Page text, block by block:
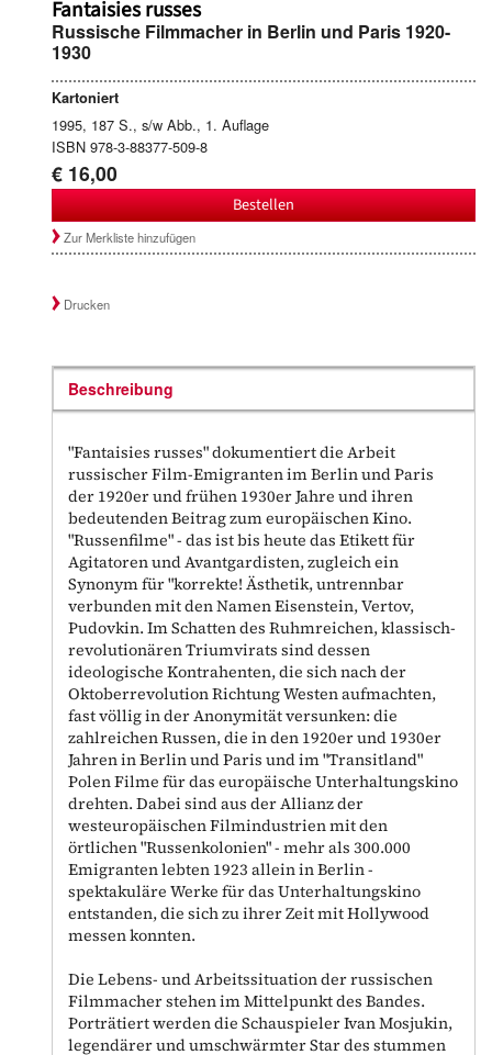
Fantaisies russes
Russische Filmmacher in Berlin und Paris 1920-
1930
Kartoniert
1995, 187 S., s/w Abb., 1. Auflage
ISBN 978-3-88377-509-8
€ 16,00
Bestellen
Zur Merkliste hinzufügen
Drucken
Beschreibung
"Fantaisies russes" dokumentiert die Arbeit
russischer Film-Emigranten im Berlin und Paris
der 1920er und frühen 1930er Jahre und ihren
bedeutenden Beitrag zum europäischen Kino.
"Russenfilme" - das ist bis heute das Etikett für
Agitatoren und Avantgardisten, zugleich ein
Synonym für "korrekte! Ästhetik, untrennbar
verbunden mit den Namen Eisenstein, Vertov,
Pudovkin. Im Schatten des Ruhmreichen, klassisch-
revolutionären Triumvirats sind dessen
ideologische Kontrahenten, die sich nach der
Oktoberrevolution Richtung Westen aufmachten,
fast völlig in der Anonymität versunken: die
zahlreichen Russen, die in den 1920er und 1930er
Jahren in Berlin und Paris und im "Transitland"
Polen Filme für das europäische Unterhaltungskino
drehten. Dabei sind aus der Allianz der
westeuropäischen Filmindustrien mit den
örtlichen "Russenkolonien" - mehr als 300.000
Emigranten lebten 1923 allein in Berlin -
spektakuläre Werke für das Unterhaltungskino
entstanden, die sich zu ihrer Zeit mit Hollywood
messen konnten.
Die Lebens- und Arbeitssituation der russischen
Filmmacher stehen im Mittelpunkt des Bandes.
Porträtiert werden die Schauspieler Ivan Mosjukin,
legendärer und umschwärmter Star des stummen